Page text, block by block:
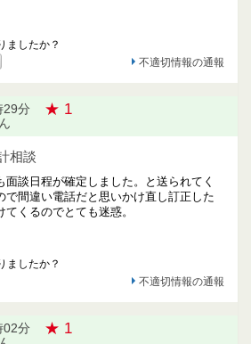
ましたか？
不適切情報の通報
29分 ★ 1
相談
面談日程が確定しました。と送られてく
で間違い電話だと思いかけ直し訂正した
くるのでとても迷惑。
ましたか？
不適切情報の通報
02分 ★ 1